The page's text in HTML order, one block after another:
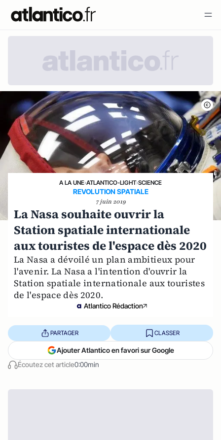
A LA UNE›ATLANTICO-LIGHT›SCIENCE
REVOLUTION SPATIALE
7 juin 2019
La Nasa souhaite ouvrir la
Station spatiale internationale
aux touristes de l'espace dès 2020
La Nasa a dévoilé un plan ambitieux pour
l'avenir. La Nasa a l'intention d'ouvrir la
Station spatiale internationale aux touristes
de l'espace dès 2020.
Atlantico Rédaction
Écoutez cet article0:00min
PARTAGER CLASSER
Ajouter Atlantico en favori sur Google